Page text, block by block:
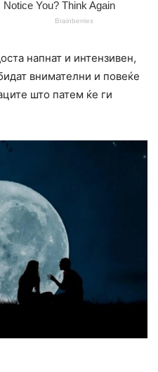
нaпнат и интензивен,
внимателни и повеќе
што патем ќе ги